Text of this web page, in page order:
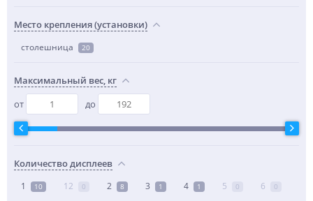
Место крепления (установки)
столешница 20
Максимальный вес, кг
от
до
Количество дисплеев
1 10 12 0 2 8 3 1 4 1 5 0 6 0